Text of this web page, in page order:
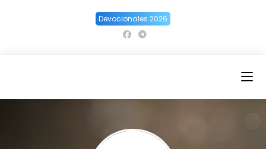
Devocionales 2026